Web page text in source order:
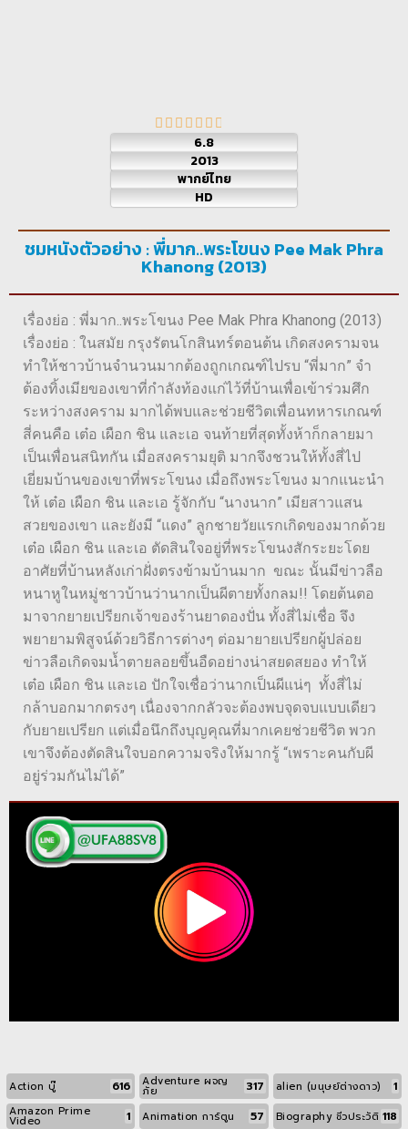
6.8
2013
พากย์ไทย
HD
ชมหนังตัวอย่าง : พี่มาก..พระโขนง Pee Mak Phra
Khanong (2013)
เรื่องย่อ : พี่มาก..พระโขนง Pee Mak Phra Khanong (2013)
เรื่องย่อ : ในสมัย กรุงรัตนโกสินทร์ตอนต้น เกิดสงครามจน
ทำให้ชาวบ้านจำนวนมากต้องถูกเกณฑ์ไปรบ “พี่มาก” จำ
ต้องทิ้งเมียของเขาที่กำลังท้องแก่ไว้ที่บ้านเพื่อเข้าร่วมศึก
ระหว่างสงคราม มากได้พบและช่วยชีวิตเพื่อนทหารเกณฑ์
สี่คนคือ เต๋อ เผือก ชิน และเอ จนท้ายที่สุดทั้งห้าก็กลายมา
เป็นเพื่อนสนิทกัน เมื่อสงครามยุติ มากจึงชวนให้ทั้งสี่ไป
เยี่ยมบ้านของเขาที่พระโขนง เมื่อถึงพระโขนง มากแนะนำ
ให้ เต๋อ เผือก ชิน และเอ รู้จักกับ “นางนาก” เมียสาวแสน
สวยของเขา และยังมี “แดง” ลูกชายวัยแรกเกิดของมากด้วย
เต๋อ เผือก ชิน และเอ ตัดสินใจอยู่ที่พระโขนงสักระยะโดย
อาศัยที่บ้านหลังเก่าฝั่งตรงข้ามบ้านมาก ขณะ นั้นมีข่าวลือ
หนาหูในหมู่ชาวบ้านว่านากเป็นผีตายทั้งกลม!! โดยต้นตอ
มาจากยายเปรียกเจ้าของร้านยาดองปั่น ทั้งสี่ไม่เชื่อ จึง
พยายามพิสูจน์ด้วยวิธีการต่างๆ ต่อมายายเปรียกผู้ปล่อย
ข่าวลือเกิดจมน้ำตายลอยขึ้นอืดอย่างน่าสยดสยอง ทำให้
เต๋อ เผือก ชิน และเอ ปักใจเชื่อว่านากเป็นผีแน่ๆ ทั้งสี่ไม่
กล้าบอกมากตรงๆ เนื่องจากกลัวจะต้องพบจุดจบแบบเดียว
กับยายเปรียก แต่เมื่อนึกถึงบุญคุณที่มากเคยช่วยชีวิต พวก
เขาจึงต้องตัดสินใจบอกความจริงให้มากรู้ “เพราะคนกับผี
อยู่ร่วมกันไม่ได้”
Action บู๊ 616 Adventure ผจญ
ภัย 317 alien (มนุษย์ต่างดาว) 1
Amazon Prime
Video 1 Animation การ์ตูน 57 Biography ชีวประวัติ 118